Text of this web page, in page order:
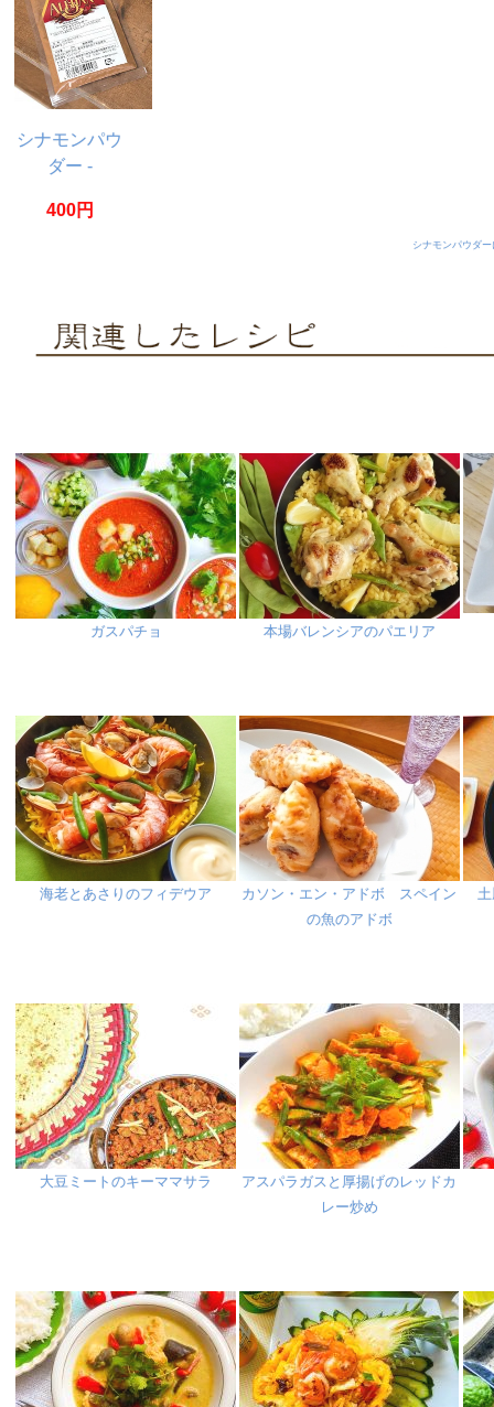
シナモンパウ
ダー -
Powder
400円
シナモンパウダ
ガスパチョ 本場バレンシアのパエリア
海老とあさりのフィデウア
カソン・エン・アドボ スペイン
の魚のアドボ
大豆ミートのキーママサラ
アスパラガスと厚揚げのレッドカ
レー炒め